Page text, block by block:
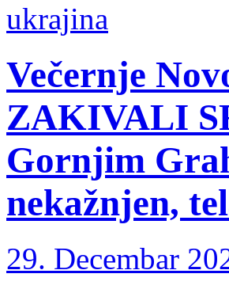
ukrajina
Večernje
ZAKIVALI
Gornjim
nekažnjen,
29. Decembar